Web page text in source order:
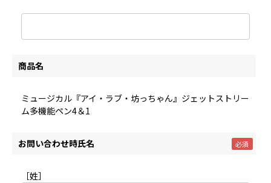
商品名
ミュージカル『アイ・ラブ・坊っちゃん』ジェットストリー
ム多機能ペン4＆1
お問い合わせ時氏名
［姓］